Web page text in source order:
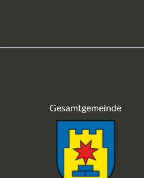
Gesamtgemeinde